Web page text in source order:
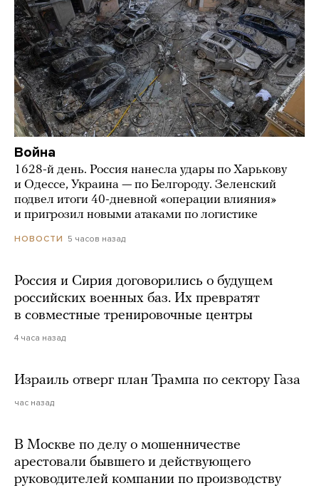
Война
1628-й день. Россия нанесла удары по Харькову
и Одессе, Украина — по Белгороду. Зеленский
подвел итоги 40-дневной «операции влияния»
и пригрозил новыми атаками по логистике
НОВОСТИ 5 часов назад
Россия и Сирия договорились о будущем
российских военных баз. Их превратят
в совместные тренировочные центры
4 часа назад
Израиль отверг план Трампа по сектору Газа
час назад
В Москве по делу о мошенничестве
арестовали бывшего и действующего
руководителей компании по производству